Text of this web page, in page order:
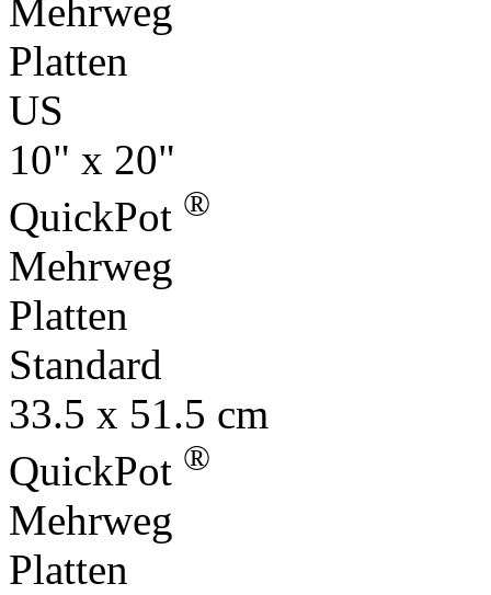
Mehrweg
Platten
US
10" x 20"
QuickPot ®
Mehrweg
Platten
Standard
33.5 x 51.5 cm
QuickPot ®
Mehrweg
Platten